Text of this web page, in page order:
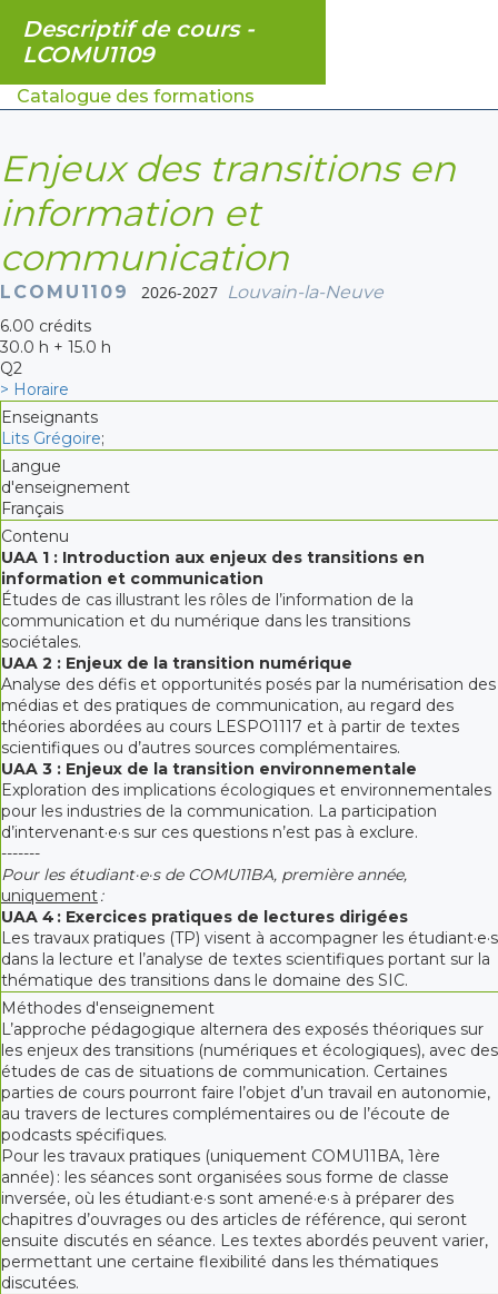
Descriptif de cours -
LCOMU1109
Catalogue des formations
Enjeux des transitions en
information et
communication
LCOMU1109 2026-2027 Louvain-la-Neuve
6.00 crédits
30.0 h + 15.0 h
Q2
> Horaire
Enseignants
Lits Grégoire;
Langue
d'enseignement
Français
Contenu
UAA 1 : Introduction aux enjeux des transitions en
information et communication
Études de cas illustrant les rôles de l’information de la
communication et du numérique dans les transitions
sociétales.
UAA 2 : Enjeux de la transition numérique
Analyse des défis et opportunités posés par la numérisation des
médias et des pratiques de communication, au regard des
théories abordées au cours LESPO1117 et à partir de textes
scientifiques ou d’autres sources complémentaires.
UAA 3 : Enjeux de la transition environnementale
Exploration des implications écologiques et environnementales
pour les industries de la communication. La participation
d’intervenant·e·s sur ces questions n’est pas à exclure.
-------
Pour les étudiant·e·s de COMU11BA, première année,
uniquement:
UAA 4 : Exercices pratiques de lectures dirigées
Les travaux pratiques (TP) visent à accompagner les étudiant·e·s
dans la lecture et l’analyse de textes scientifiques portant sur la
thématique des transitions dans le domaine des SIC.
Méthodes d'enseignement
L’approche pédagogique alternera des exposés théoriques sur
les enjeux des transitions (numériques et écologiques), avec des
études de cas de situations de communication. Certaines
parties de cours pourront faire l’objet d’un travail en autonomie,
au travers de lectures complémentaires ou de l’écoute de
podcasts spécifiques.
Pour les travaux pratiques (uniquement COMU11BA, 1ère
année) : les séances sont organisées sous forme de classe
inversée, où les étudiant·e·s sont amené·e·s à préparer des
chapitres d’ouvrages ou des articles de référence, qui seront
ensuite discutés en séance. Les textes abordés peuvent varier,
permettant une certaine flexibilité dans les thématiques
discutées.